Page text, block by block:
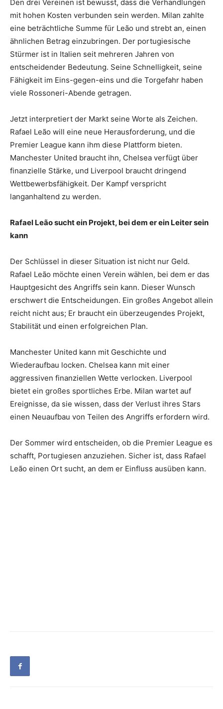
Den drei Vereinen ist bewusst, dass die Verhandlungen
mit hohen Kosten verbunden sein werden. Milan zahlte
eine beträchtliche Summe für Leão und strebt an, einen
ähnlichen Betrag einzubringen. Der portugiesische
Stürmer ist in Italien seit mehreren Jahren von
entscheidender Bedeutung. Seine Schnelligkeit, seine
Fähigkeit im Eins-gegen-eins und die Torgefahr haben
viele Rossoneri-Abende getragen.
Jetzt interpretiert der Markt seine Worte als Zeichen.
Rafael Leão will eine neue Herausforderung, und die
Premier League kann ihm diese Plattform bieten.
Manchester United braucht ihn, Chelsea verfügt über
finanzielle Stärke, und Liverpool braucht dringend
Wettbewerbsfähigkeit. Der Kampf verspricht
langanhaltend zu werden.
Rafael Leão sucht ein Projekt, bei dem er ein Leiter sein
kann
Der Schlüssel in dieser Situation ist nicht nur Geld.
Rafael Leão möchte einen Verein wählen, bei dem er das
Hauptgesicht des Angriffs sein kann. Dieser Wunsch
erschwert die Entscheidungen. Ein großes Angebot allein
reicht nicht aus; Er braucht ein überzeugendes Projekt,
Stabilität und einen erfolgreichen Plan.
Manchester United kann mit Geschichte und
Wiederaufbau locken. Chelsea kann mit einer
aggressiven finanziellen Wette verlocken. Liverpool
bietet ein großes sportliches Erbe. Milan wartet auf
Ereignisse, da sie wissen, dass der Verlust ihres Stars
einen Neuaufbau von Teilen des Angriffs erfordern wird.
Der Sommer wird entscheiden, ob die Premier League es
schafft, Portugiesen anzuziehen. Sicher ist, dass Rafael
Leão einen Ort sucht, an dem er Einfluss ausüben kann.